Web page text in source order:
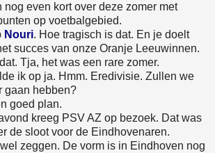
nog even kort over deze zomer met
op voetbalgebied.
Nouri. Hoe tragisch is dat. En je doelt
succes van onze Oranje Leeuwinnen.
Tja, het was een rare zomer.
ik op ja. Hmm. Eredivisie. Zullen we
gaan hebben?
goed plan.
kreeg PSV AZ op bezoek. Dat was
de sloot voor de Eindhovenaren.
zeggen. De vorm is in Eindhoven nog